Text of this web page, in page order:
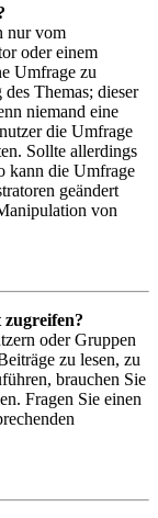
nur vom
oder einem
Umfrage zu
Themas; dieser
niemand eine
die Umfrage
Sollte allerdings
kann die Umfrage
geändert
von
oder Gruppen
zu lesen, zu
brauchen Sie
Fragen Sie einen